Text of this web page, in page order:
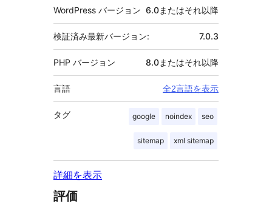
WordPress バージョン 6.0またはそれ以降
検証済み最新バージョン: 7.0.3
PHP バージョン 8.0またはそれ以降
言語 全2言語を表示
タグ google noindex seo
sitemap xml sitemap
詳細を表示
評価